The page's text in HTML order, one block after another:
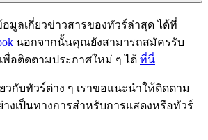
ลเกี่ยวข่าวสารของทัวร์ล่าสุด ได้ที่
นอกจากนั้นคุณยังสามารถสมัครรับ
พื่อติดตามประกาศใหม่ ๆ ได้ ที่นี่
วกับทัวร์ต่าง ๆ เราขอแนะนําให้ติดตาม
างเป็นทางการสําหรับการแสดงหรือทัวร์